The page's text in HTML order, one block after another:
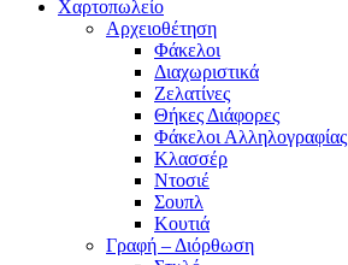
Χαρτοπωλείο
Αρχειοθέτηση
Φάκελοι
Διαχωριστικά
Ζελατίνες
Θήκες Διάφορες
Φάκελοι Αλληλογραφίας
Κλασσέρ
Ντοσιέ
Σουπλ
Κουτιά
Γραφή – Διόρθωση